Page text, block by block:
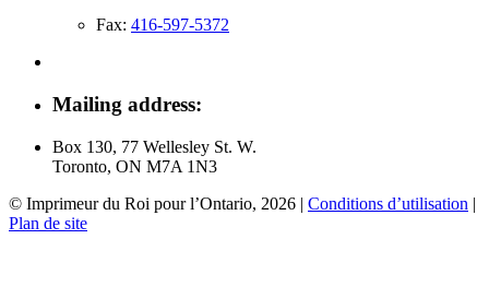
Fax: 416-597-5372
Mailing address:
Box 130, 77 Wellesley St. W.
Toronto, ON M7A 1N3
© Imprimeur du Roi pour l’Ontario, 2026 | Conditions d’utilisation |
Plan de site